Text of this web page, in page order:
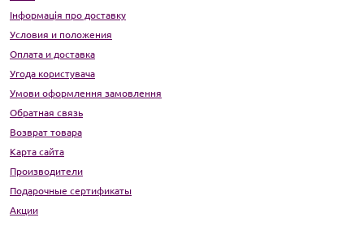
Інформація про доставку
Условия и положения
Оплата и доставка
Угода користувача
Умови оформлення замовлення
Обратная связь
Возврат товара
Карта сайта
Производители
Подарочные сертификаты
Акции